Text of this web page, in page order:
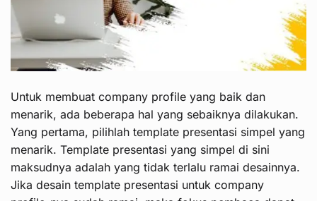
Untuk membuat company profile yang baik dan
menarik, ada beberapa hal yang sebaiknya dilakukan.
Yang pertama, pilihlah template presentasi simpel yang
menarik. Template presentasi yang simpel di sini
maksudnya adalah yang tidak terlalu ramai desainnya.
Jika desain template presentasi untuk company